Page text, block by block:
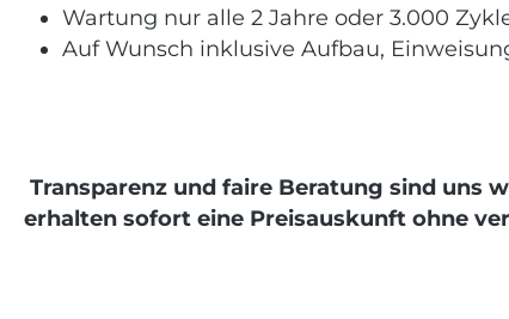
Wartung nur alle 2 Jahre oder 3.000
Auf Wunsch inklusive Aufbau,
Transparenz und faire Beratung sind uns
erhalten sofort eine Preisauskunft ohne